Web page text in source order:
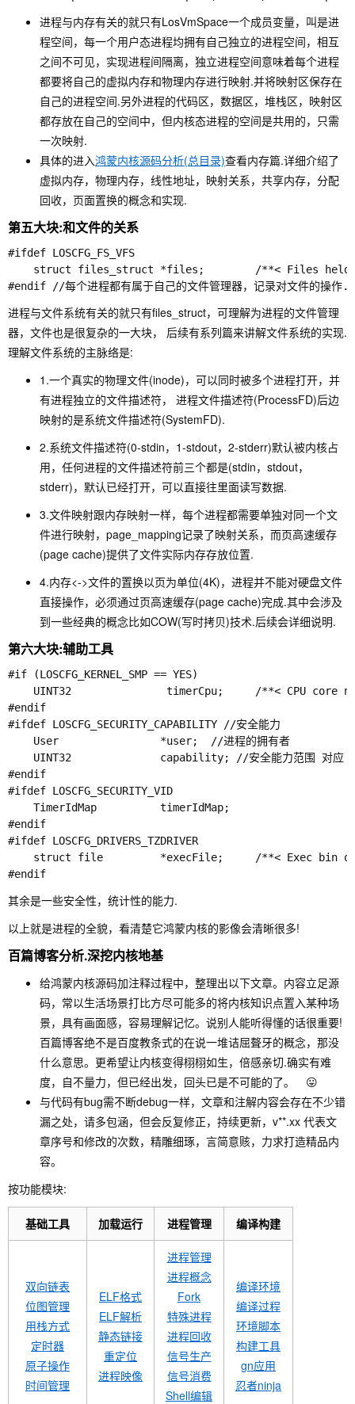
进程与内存有关的就只有LosVmSpace一个成员变量，叫是进
程空间，每一个用户态进程均拥有自己独立的进程空间，相互
之间不可见，实现进程间隔离，独立进程空间意味着每个进程
都要将自己的虚拟内存和物理内存进行映射.并将映射区保存在
自己的进程空间.另外进程的代码区，数据区，堆栈区，映射区
都存放在自己的空间中，但内核态进程的空间是共用的，只需
一次映射.
具体的进入鸿蒙内核源码分析(总目录)查看内存篇.详细介绍了
虚拟内存，物理内存，线性地址，映射关系，共享内存，分配
回收，页面置换的概念和实现.
第五大块:和文件的关系
#ifdef LOSCFG_FS_VFS
struct files_struct *files;        /**< Files held
进程与文件系统有关的就只有files_struct，可理解为进程的文件管理
器，文件也是很复杂的一大块， 后续有系列篇来讲解文件系统的实现.
理解文件系统的主脉络是:
1.一个真实的物理文件(inode)，可以同时被多个进程打开，并
有进程独立的文件描述符， 进程文件描述符(ProcessFD)后边
映射的是系统文件描述符(SystemFD).
2.系统文件描述符(0-stdin，1-stdout，2-stderr)默认被内核占
用，任何进程的文件描述符前三个都是(stdin，stdout，
stderr)，默认已经打开，可以直接往里面读写数据.
3.文件映射跟内存映射一样，每个进程都需要单独对同一个文
件进行映射，page_mapping记录了映射关系，而页高速缓存
(page cache)提供了文件实际内存存放位置.
4.内存<->文件的置换以页为单位(4K)，进程并不能对硬盘文件
直接操作，必须通过页高速缓存(page cache)完成.其中会涉及
到一些经典的概念比如COW(写时拷贝)技术.后续会详细说明.
第六大块:辅助工具
#if (LOSCFG_KERNEL_SMP == YES)
UINT32               timerCpu;     /**< CPU core
#endif
#ifdef LOSCFG_SECURITY_CAPABILITY //安全能力
    User                *user;  //进程的拥有者
UINT32              capability; //安全能力范围 对应
#endif
#ifdef LOSCFG_SECURITY_VID
    TimerIdMap          timerIdMap;
#endif
#ifdef LOSCFG_DRIVERS_TZDRIVER
struct file         *execFile;     /**< Exec bin
其余是一些安全性，统计性的能力.
以上就是进程的全貌，看清楚它鸿蒙内核的影像会清晰很多!
百篇博客分析.深挖内核地基
给鸿蒙内核源码加注释过程中，整理出以下文章。内容立足源
码，常以生活场景打比方尽可能多的将内核知识点置入某种场
景，具有画面感，容易理解记忆。说别人能听得懂的话很重要!
百篇博客绝不是百度教条式的在说一堆诘屈聱牙的概念，那没
什么意思。更希望让内核变得栩栩如生，倍感亲切.确实有难
度，自不量力，但已经出发，回头已是不可能的了。 😛
与代码有bug需不断debug一样，文章和注解内容会存在不少错
漏之处，请多包涵，但会反复修正，持续更新，v**.xx 代表文
章序号和修改的次数，精雕细琢，言简意赅，力求打造精品内
容。
按功能模块:
基础工具 加载运行 进程管理 编译构建
双向链表
位图管理
用栈方式
定时器
原子操作
时间管理
ELF格式
ELF解析
静态链接
重定位
进程映像
进程管理
进程概念
Fork
特殊进程
进程回收
信号生产
信号消费
Shell编辑
编译环境
编译过程
环境脚本
构建工具
gn应用
忍者ninja